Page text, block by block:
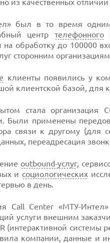
из качественных
был в то время
центр телефонного
на обработку до 100000
сторонним
клиенты появились у
клиентской базой, для
стала организация
Были применены
связи к другому (для
переадресация
outbound-услуг,
и социологических
в день.
Call Center «МТУ-
услуги внешним
(интерактивной системы
компании, данные и